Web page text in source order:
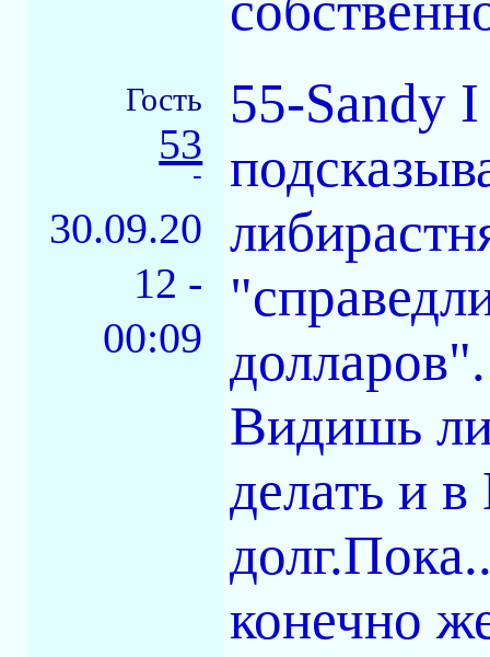
Гость
53
-
30.09.20
12 -
00:09
55-Sandy
долларов".
Видишь
делать и
конечно